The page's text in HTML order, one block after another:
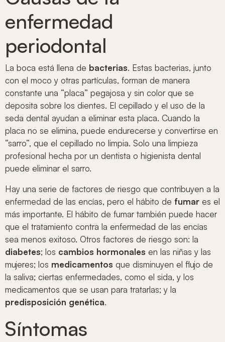
enfermedad
periodontal
La boca está llena de bacterias. Estas bacterias, junto
con el moco y otras partículas, forman de manera
constante una “placa” pegajosa y sin color que se
deposita sobre los dientes. El cepillado y el uso de la
seda dental ayudan a eliminar esta placa. Cuando la
placa no se elimina, puede endurecerse y convertirse en
“sarro”, que el cepillado no limpia. Solo una limpieza
profesional hecha por un dentista o higienista dental
puede eliminar el sarro.
Hay una serie de factores de riesgo que contribuyen a la
enfermedad de las encías, pero el hábito de fumar es el
más importante. El hábito de fumar también puede hacer
que el tratamiento contra la enfermedad de las encías
sea menos exitoso. Otros factores de riesgo son: la
diabetes; los cambios hormonales en las niñas y las
mujeres; los medicamentos que disminuyen el flujo de
la saliva; ciertas enfermedades, como el sida, y los
medicamentos que se usan para tratarlas; y la
predisposición genética.
Síntomas